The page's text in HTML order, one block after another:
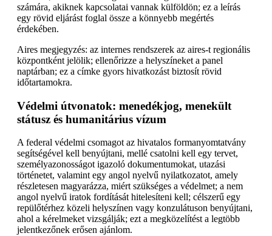
számára, akiknek kapcsolatai vannak külföldön; ez a leírás
egy rövid eljárást foglal össze a könnyebb megértés
érdekében.
Aires megjegyzés: az internes rendszerek az aires-t regionális
központként jelölik; ellenőrizze a helyszíneket a panel
naptárban; ez a címke gyors hivatkozást biztosít rövid
időtartamokra.
Védelmi útvonatok: menedékjog, menekült
státusz és humanitárius vízum
A federal védelmi csomagot az hivatalos formanyomtatvány
segítségével kell benyújtani, mellé csatolni kell egy tervet,
személyazonosságot igazoló dokumentumokat, utazási
történetet, valamint egy angol nyelvű nyilatkozatot, amely
részletesen magyarázza, miért szükséges a védelmet; a nem
angol nyelvű iratok fordítását hitelesíteni kell; célszerű egy
repülőtérhez közeli helyszínen vagy konzulátuson benyújtani,
ahol a kérelmeket vizsgálják; ezt a megközelítést a legtöbb
jelentkezőnek erősen ajánlom.